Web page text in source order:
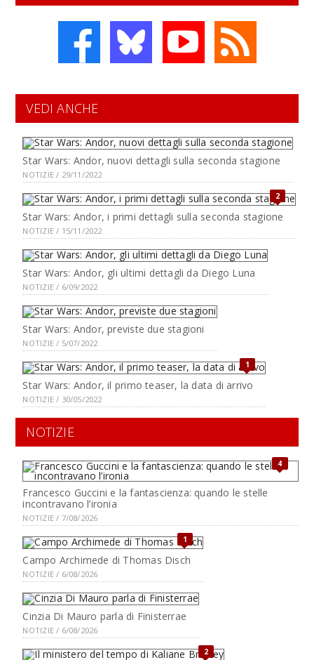
VEDI ANCHE
Star Wars: Andor, nuovi dettagli sulla seconda stagione
NOTIZIE / 29/11/2022
2
Star Wars: Andor, i primi dettagli sulla seconda stagione
NOTIZIE / 15/11/2022
Star Wars: Andor, gli ultimi dettagli da Diego Luna
NOTIZIE / 6/09/2022
Star Wars: Andor, previste due stagioni
NOTIZIE / 5/07/2022
1
Star Wars: Andor, il primo teaser, la data di arrivo
NOTIZIE / 30/05/2022
NOTIZIE
4
Francesco Guccini e la fantascienza: quando le stelle
incontravano l’ironia
NOTIZIE / 7/08/2026
1
Campo Archimede di Thomas Disch
NOTIZIE / 6/08/2026
Cinzia Di Mauro parla di Finisterrae
NOTIZIE / 6/08/2026
2